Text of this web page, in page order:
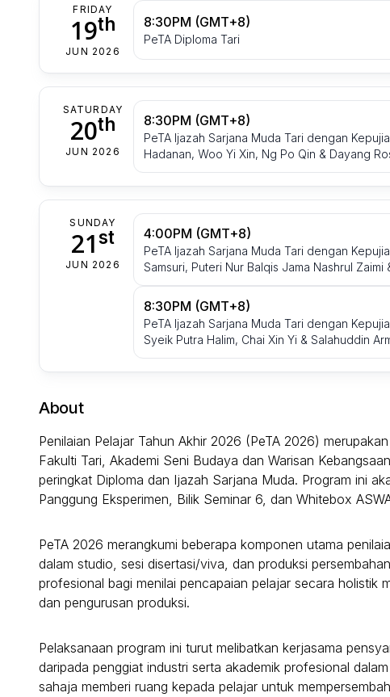
FRIDAY
19th
JUN 2026
8:30PM (GMT+8)
PeTA Diploma Tari
SATURDAY
20th
JUN 2026
8:30PM (GMT+8)
PeTA Ijazah Sarjana Muda Tari dengan
Hadanan, Woo Yi Xin, Ng Po Qin & Dayang
SUNDAY
21st
JUN 2026
4:00PM (GMT+8)
PeTA Ijazah Sarjana Muda Tari dengan
Samsuri, Puteri Nur Balqis Jama Nashrul Zaimi
8:30PM (GMT+8)
PeTA Ijazah Sarjana Muda Tari dengan
Syeik Putra Halim, Chai Xin Yi & Salahuddin
About
Penilaian Pelajar Tahun Akhir 2026 (PeTA 2026)
Fakulti Tari, Akademi Seni Budaya dan Warisan
peringkat Diploma dan Ijazah Sarjana Muda. Program ini
Panggung Eksperimen, Bilik Seminar 6, dan Whitebox
PeTA 2026 merangkumi beberapa komponen utama
dalam studio, sesi disertasi/viva, dan produksi
profesional bagi menilai pencapaian pelajar secara holistik
dan pengurusan produksi.
Pelaksanaan program ini turut melibatkan kerjasama
daripada penggiat industri serta akademik profesional
sahaja memberi ruang kepada pelajar untuk